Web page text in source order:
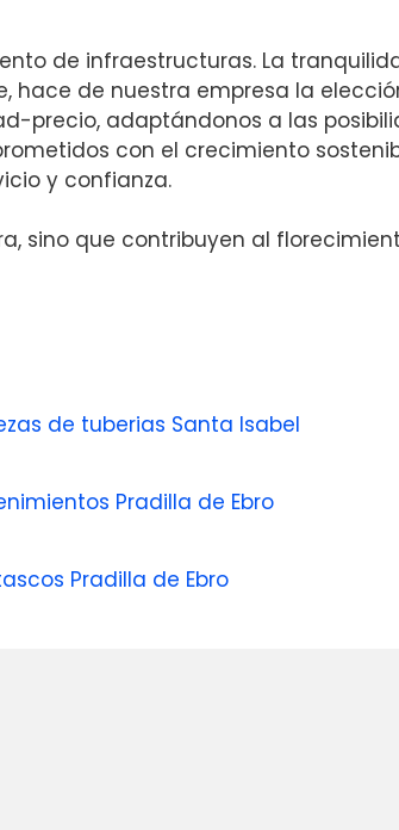
de infraestructuras. La
hace de nuestra empresa la
precio, adaptándonos a las
con el crecimiento
y confianza.
sino que contribuyen al
de tuberias Santa Isabel
Pradilla de Ebro
Pradilla de Ebro